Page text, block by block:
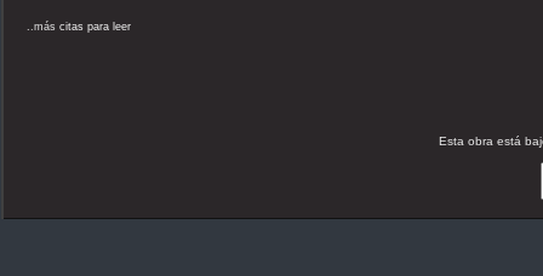
..más citas para leer
Esta obra está